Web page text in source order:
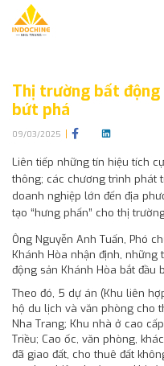
Thị trường bất động
bứt phá
09/03/2025
Liên tiếp những tín hiệu tích
thông; các chương trình phát
doanh nghiệp lớn đến địa
tạo “hưng phấn” cho thị
Ông Nguyễn Anh Tuấn, Phó
Khánh Hòa nhận định,
động sản Khánh Hòa bắt đầu
Theo đó, 5 dự án (Khu liên
hộ du lịch và văn phòng cho
Nha Trang; Khu nhà ở cao
Triều; Cao ốc, văn phòng,
đã giao đất, cho thuê đất